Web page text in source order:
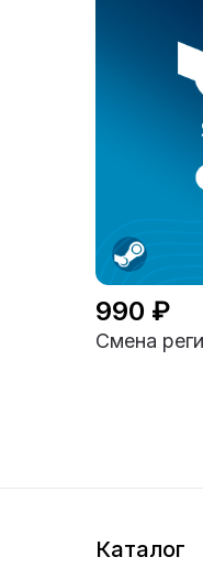
990 ₽
Смена
Каталог